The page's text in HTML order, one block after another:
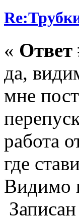
« Ответ
да,
мне
работа
где
Видимо
Записан